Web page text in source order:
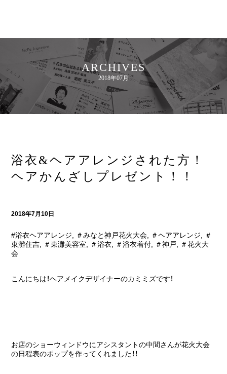
ARCHIVES
2018年07月
浴衣&ヘアアレンジされた方！
ヘアかんざしプレゼント！！
2018年7月10日
#浴衣ヘアアレンジ ＃みなと神戸花火大会 ＃ヘアアレンジ
＃
東灘住吉
＃東灘美容室 ＃浴衣 ＃浴衣着付 ＃神戸
＃花火大
会
こんにちは！ヘアメイクデザイナーのカミミズです！
お店のショーウィンドウにアシスタントの中間さんが花火大会
の日程表のポップを作ってくれました！！